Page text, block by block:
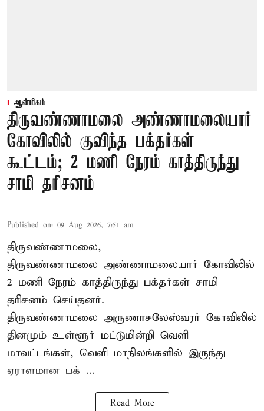
ஆன்மிகம்
திருவண்ணாமலை அண்ணாமலையார்
கோவிலில் குவிந்த பக்தர்கள்
கூட்டம்; 2 மணி நேரம் காத்திருந்து
சாமி தரிசனம்
Published on: 09 Aug 2026, 7:51 am
திருவண்ணாமலை,
திருவண்ணாமலை அண்ணாமலையார் கோவிலில்
2 மணி நேரம் காத்திருந்து பக்தர்கள் சாமி
தரிசனம் செய்தனர்.
திருவண்ணாமலை அருணாசலேஸ்வரர் கோவிலில்
தினமும் உள்ளூர் மட்டுமின்றி வெளி
மாவட்டங்கள், வெளி மாநிலங்களில் இருந்து
ஏராளமான பக் ...
Read More